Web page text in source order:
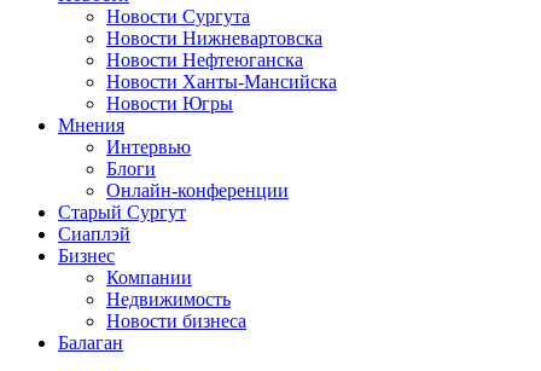
Новости Сургута
Новости Нижневартовска
Новости Нефтеюганска
Новости Ханты-Мансийска
Новости Югры
Мнения
Интервью
Блоги
Онлайн-конференции
Старый Сургут
Сиаплэй
Бизнес
Компании
Недвижимость
Новости бизнеса
Балаган